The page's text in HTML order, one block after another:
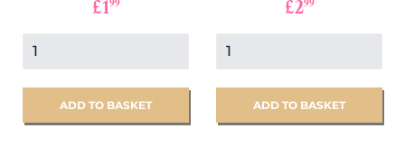
NORMAL
£199
NORMAL
£299